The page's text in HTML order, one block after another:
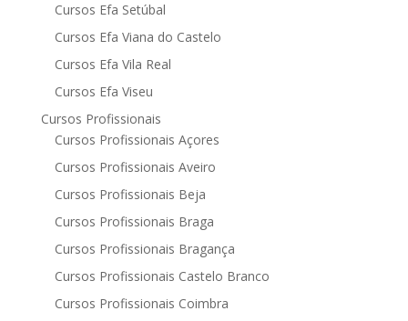
Cursos Efa Setúbal
Cursos Efa Viana do Castelo
Cursos Efa Vila Real
Cursos Efa Viseu
Cursos Profissionais
Cursos Profissionais Açores
Cursos Profissionais Aveiro
Cursos Profissionais Beja
Cursos Profissionais Braga
Cursos Profissionais Bragança
Cursos Profissionais Castelo Branco
Cursos Profissionais Coimbra